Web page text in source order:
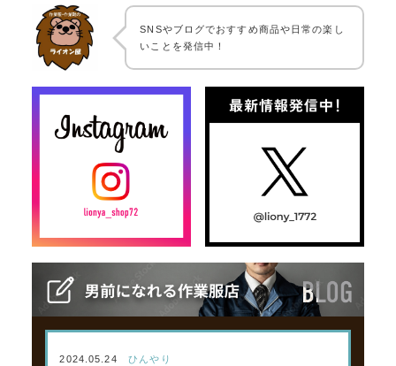
SNSやブログでおすすめ商品や日常の楽し
いことを発信中！
2024.05.24 ひんやり